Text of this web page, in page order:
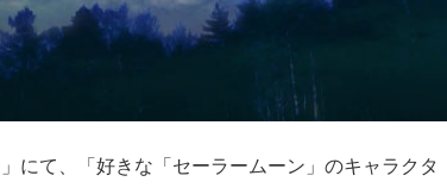
にて、「好きな「セーラームーン」のキャラクタ